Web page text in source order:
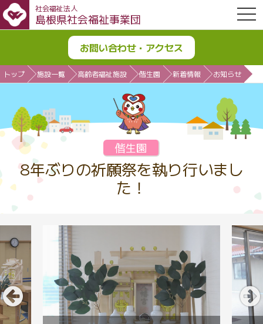
社会福祉法人
島根県社会福祉事業団
お問い合わせ・アクセス
トップ 施設一覧 高齢者福祉施設 偕生園 新着情報 お知らせ
偕生園
8年ぶりの祈願祭を執り行いまし
た！